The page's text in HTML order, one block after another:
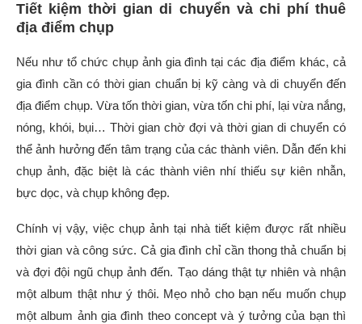
Tiết kiệm thời gian di chuyển và chi phí thuê
địa điểm chụp
Nếu như tổ chức chụp ảnh gia đình tại các địa điểm khác, cả
gia đình cần có thời gian chuẩn bị kỹ càng và di chuyển đến
địa điểm chụp. Vừa tốn thời gian, vừa tốn chi phí, lại vừa nắng,
nóng, khói, bụi… Thời gian chờ đợi và thời gian di chuyển có
thể ảnh hưởng đến tâm trạng của các thành viên. Dẫn đến khi
chụp ảnh, đặc biệt là các thành viên nhí thiếu sự kiên nhẫn,
bực dọc, và chụp không đẹp.
Chính vị vậy, việc chụp ảnh tại nhà tiết kiệm được rất nhiều
thời gian và công sức. Cả gia đình chỉ cần thong thả chuẩn bị
và đợi đội ngũ chụp ảnh đến. Tạo dáng thật tự nhiên và nhận
một album thật như ý thôi. Mẹo nhỏ cho bạn nếu muốn chụp
một album ảnh gia đình theo concept và ý tưởng của bạn thì